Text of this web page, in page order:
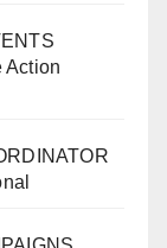
Action